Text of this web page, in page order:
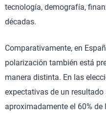
tecnología, demografía,
décadas.
Comparativamente, en
polarización también está
manera distinta. En las
expectativas de un
aproximadamente el 60%